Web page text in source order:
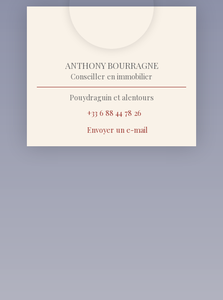
ANTHONY BOURRAGNE
Conseiller en immobilier
Pouydraguin et alentours
+33 6 88 44 78 26
Envoyer un e-mail